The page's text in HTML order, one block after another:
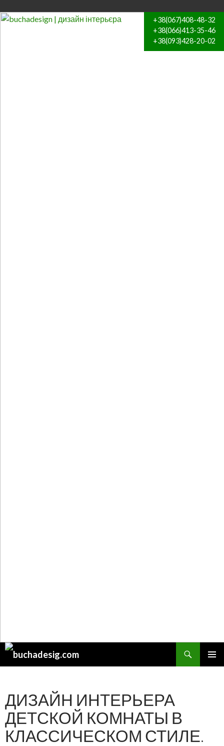
+38(067)408-48-32
+38(066)413-35-46
+38(093)428-20-02
Поиск
ДИЗАЙН ИНТЕРЬЕРА
ДЕТСКОЙ КОМНАТЫ В
КЛАССИЧЕСКОМ СТИЛЕ.